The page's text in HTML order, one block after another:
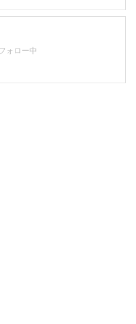
フォロー中